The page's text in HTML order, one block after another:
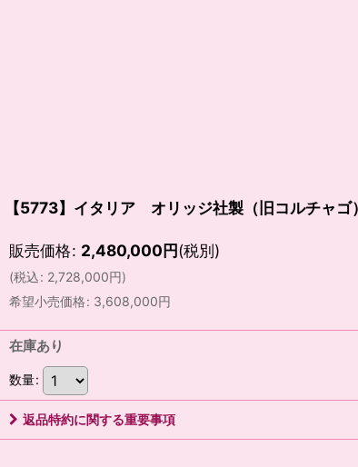
【5773】イタリア オリッジ社製（旧コルチャゴ
販売価格: 2,480,000円(税別)
(税込: 2,728,000円)
希望小売価格: 3,608,000円
在庫あり
数量:
返品特約に関する重要事項